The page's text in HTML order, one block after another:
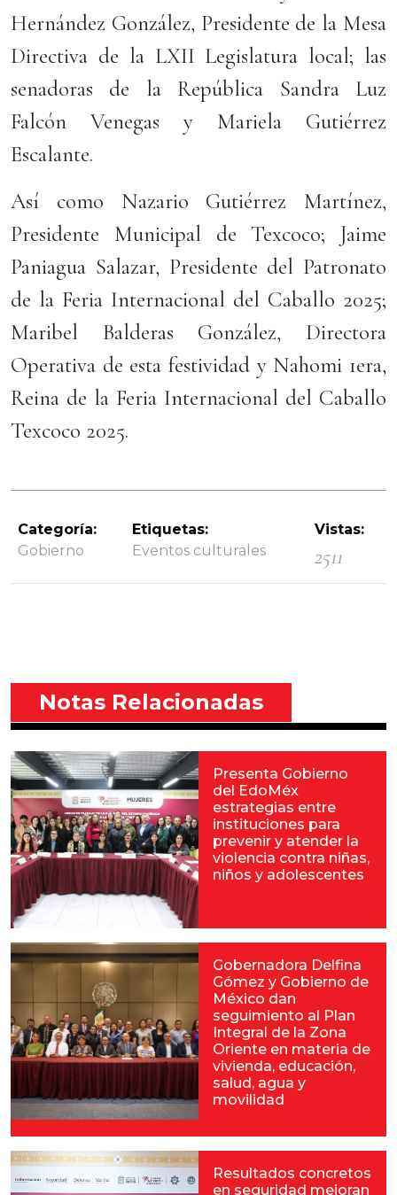
Hernández González, Presidente de la Mesa
Directiva de la LXII Legislatura local; las
senadoras de la República Sandra Luz
Falcón Venegas y Mariela Gutiérrez
Escalante.
Así como Nazario Gutiérrez Martínez,
Presidente Municipal de Texcoco; Jaime
Paniagua Salazar, Presidente del Patronato
de la Feria Internacional del Caballo 2025;
Maribel Balderas González, Directora
Operativa de esta festividad y Nahomi 1era,
Reina de la Feria Internacional del Caballo
Texcoco 2025.
Categoría:
Gobierno
Etiquetas:
Eventos culturales
Vistas:
2511
Notas Relacionadas
Presenta Gobierno
del EdoMéx
estrategias entre
instituciones para
prevenir y atender la
violencia contra niñas,
niños y adolescentes
Gobernadora Delfina
Gómez y Gobierno de
México dan
seguimiento al Plan
Integral de la Zona
Oriente en materia de
vivienda, educación,
salud, agua y
movilidad
Resultados concretos
en seguridad mejoran